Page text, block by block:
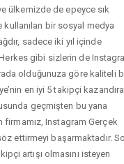
ülkemizde de epeyce sık
bir sosyal medya
sadece iki yıl içinde
Herkes gibi sizlerin de
olduğunuza göre kaliteli
en iyi 5 takipçi
geçmişten bu yana
Instagram Gerçek
ettirmeyi başarmaktadır.
artışı olmasını isteyen